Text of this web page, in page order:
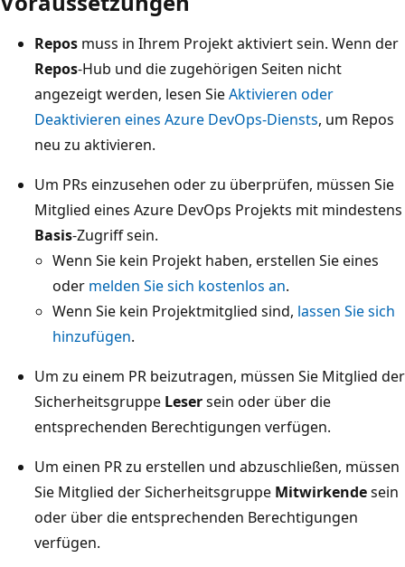
Repos muss in Ihrem Projekt aktiviert sein. Wenn der
Repos-Hub und die zugehörigen Seiten nicht
angezeigt werden, lesen SieAktivieren oder
Deaktivieren eines Azure DevOps-Diensts, um Repos
neu zu aktivieren.
Um PRs einzusehen oder zu überprüfen, müssen Sie
Mitglied eines Azure DevOps Projekts mit mindestens
Basis-Zugriff sein.
Wenn Sie kein Projekt haben, erstellen Sie eines
oder melden Sie sich kostenlos an.
Wenn Sie kein Projektmitglied sind, lassen Sie sich
hinzufügen.
Um zu einem PR beizutragen, müssen Sie Mitglied der
Sicherheitsgruppe Lesersein oder über die
entsprechenden Berechtigungen verfügen.
Um einen PR zu erstellen und abzuschließen, müssen
Sie Mitglied der Sicherheitsgruppe Mitwirkendesein
oder über die entsprechenden Berechtigungen
verfügen.